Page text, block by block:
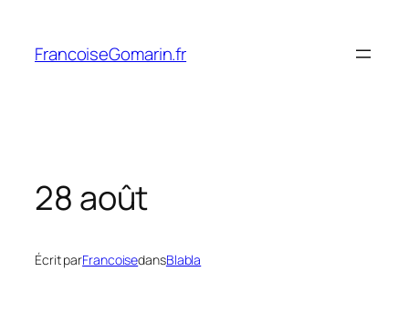
contenu
FrancoiseGomarin.fr
28 août
Écrit parFrancoisedansBlabla